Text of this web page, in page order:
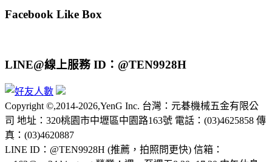
Facebook Like Box
LINE@線上服務 ID：@TEN9928H
Copyright ©,2014-2026,YenG Inc. 台灣：元碁機械五金有限公
司 地址：320桃園市中壢區中園路163號 電話：(03)4625858 傳
真：(03)4620887
LINE ID：@TEN9928H (推薦，拍照問更快) 信箱：